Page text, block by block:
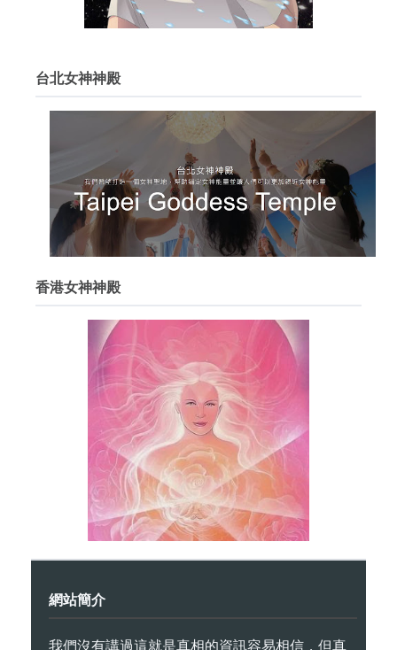
台北女神神殿
香港女神神殿
網站簡介
我們沒有講過這就是真相的資訊容易相信，但真